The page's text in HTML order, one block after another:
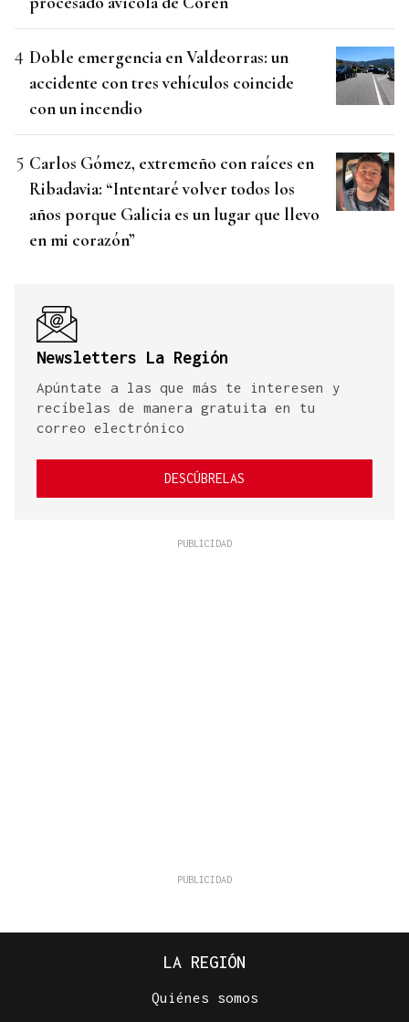
Doble emergencia en Valdeorras: un
accidente con tres vehículos coincide
con un incendio
Carlos Gómez, extremeño con raíces en
Ribadavia: “Intentaré volver todos los
años porque Galicia es un lugar que llevo
en mi corazón”
Newsletters La Región
Apúntate a las que más te interesen y
recíbelas de manera gratuita en tu
correo electrónico
DESCÚBRELAS
LA REGIÓN
Quiénes somos